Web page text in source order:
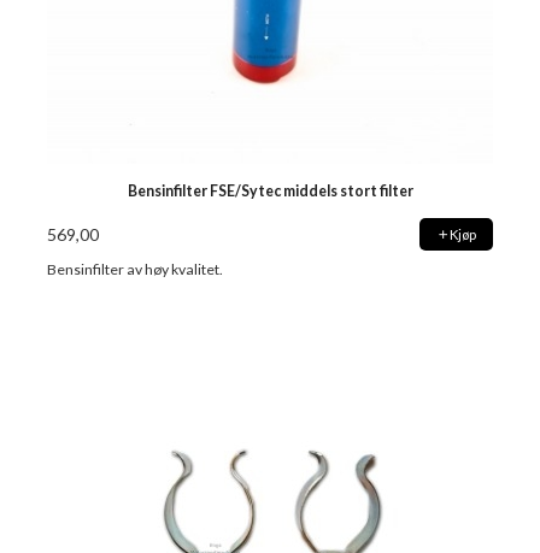
Bensinfilter FSE/Sytec middels stort filter
569,00 Kjøp
Bensinfilter av høy kvalitet.